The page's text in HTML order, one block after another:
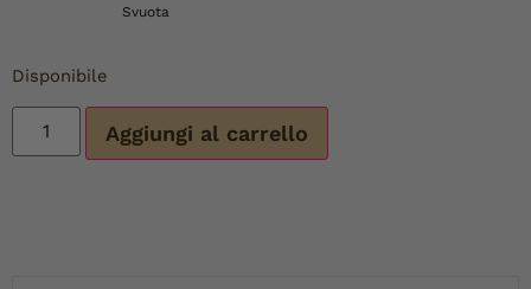
Svuota
Disponibile
Aggiungi al carrello